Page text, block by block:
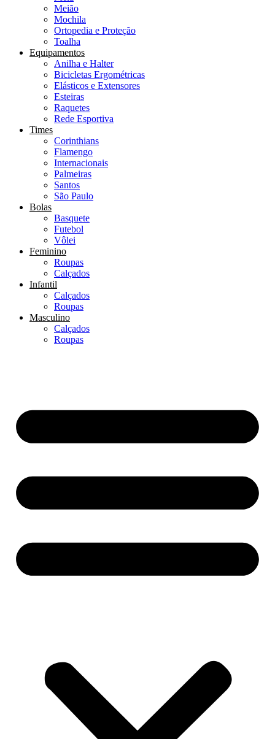
Meião
Mochila
Ortopedia e Proteção
Toalha
Equipamentos
Anilha e Halter
Bicicletas Ergométricas
Elásticos e Extensores
Esteiras
Raquetes
Rede Esportiva
Times
Corinthians
Flamengo
Internacionais
Palmeiras
Santos
São Paulo
Bolas
Basquete
Futebol
Vôlei
Feminino
Roupas
Calçados
Infantil
Calçados
Roupas
Masculino
Calçados
Roupas